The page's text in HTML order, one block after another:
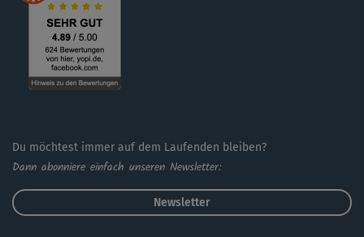
Du möchtest immer auf dem Laufenden bleiben?
Dann abonniere einfach unseren Newsletter:
Newsletter